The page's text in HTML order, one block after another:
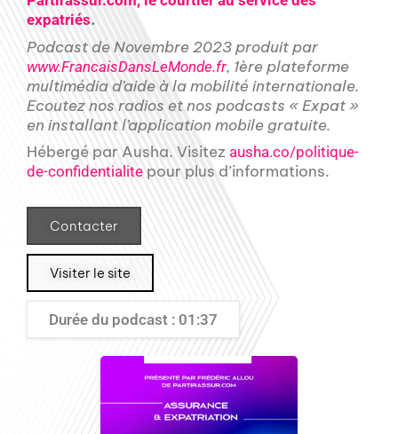
expatriés.
Podcast de Novembre 2023 produit par
www.FrancaisDansLeMonde.fr, 1ère plateforme
multimédia d’aide à la mobilité internationale.
Ecoutez nos radios et nos podcasts « Expat »
en installant l’application mobile gratuite.
Hébergé par Ausha. Visitez ausha.co/politique-
de-confidentialite pour plus d’informations.
Contacter
Visiter le site
Durée du podcast : 01:37